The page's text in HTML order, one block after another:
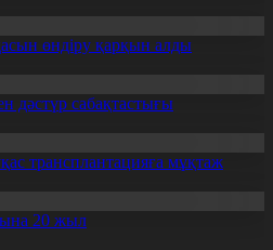
өндіру қарқын алды
дәстүр сабақтастығы
трансплантацияға мұқтаж
20 жыл